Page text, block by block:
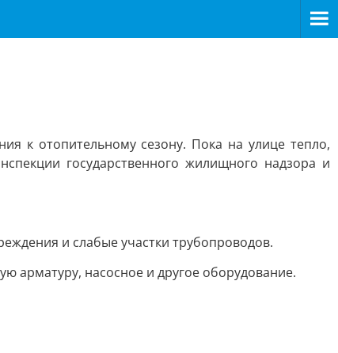
к отопительному сезону. Пока на улице тепло,
государственного жилищного надзора и
и слабые участки трубопроводов.
насосное и другое оборудование.